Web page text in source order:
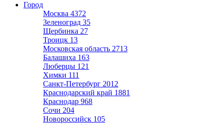
Город
Москва 4372
Зеленоград 35
Щербинка 27
Троицк 13
Московская область 2713
Балашиха 163
Люберцы 121
Химки 111
Санкт-Петербург 2012
Краснодарский край 1881
Краснодар 968
Сочи 204
Новороссийск 105